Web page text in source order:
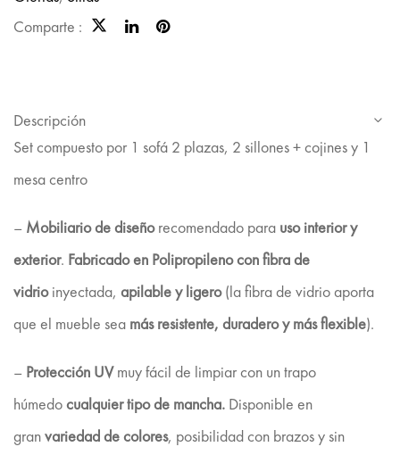
Comparte :
Descripción
Set compuesto por 1 sofá 2 plazas, 2 sillones + cojines y 1
mesa centro
– Mobiliario de diseñorecomendado para uso interior y
exterior. Fabricado en Polipropileno con fibra de
vidrioinyectada, apilable y ligero(la fibra de vidrio aporta
que el mueble sea más resistente, duradero y más flexible).
– Protección UVmuy fácil de limpiar con un trapo
húmedocualquier tipo de mancha. Disponible en
granvariedad de colores, posibilidad con brazos y sin